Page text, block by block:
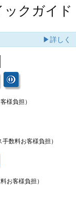
ックガイド
▶詳しく
様負担）
手数料お客様負担）
お客様負担）